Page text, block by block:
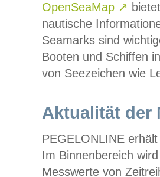
OpenSeaMap ↗
nautische
Seamarks sind
Booten und Schiffen
von Seezeichen wie
Aktualität der
PEGELONLINE
Im Binnenbereich
Messwerte von